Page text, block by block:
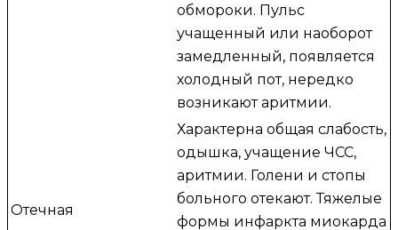
обмороки. Пульс
учащенный или наоборот
замедленный, появляется
холодный пот, нередко
возникают аритмии.
Отечная
Характерна общая слабость,
одышка, учащение ЧСС,
аритмии. Голени и стопы
больного отекают. Тяжелые
формы инфаркта миокарда